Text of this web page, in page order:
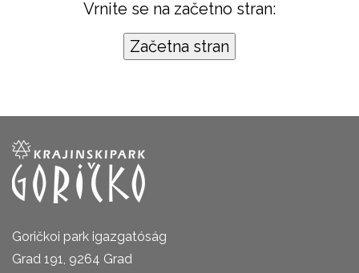
Vrnite se na začetno stran:
Goričkoi park igazgatóság
Grad 191, 9264 Grad